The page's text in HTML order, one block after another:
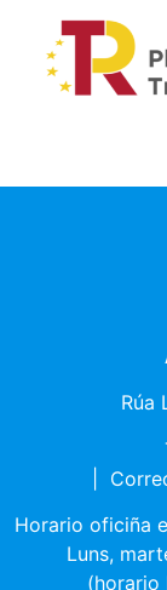
Rúa
Horario oficiña
Luns,
(horario